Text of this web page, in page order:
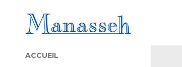
ACCUEIL